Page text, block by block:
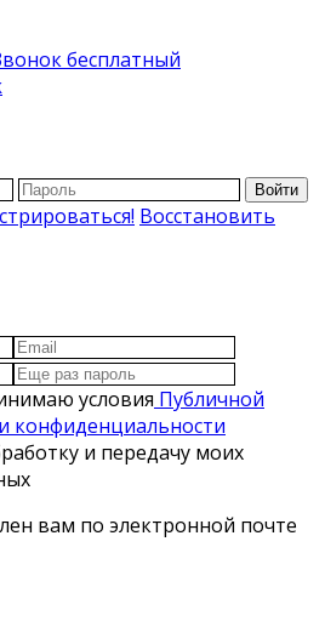
бесплатный
Войти
Восстановить
условия Публичной
конфиденциальности
и передачу моих
вам по электронной почте